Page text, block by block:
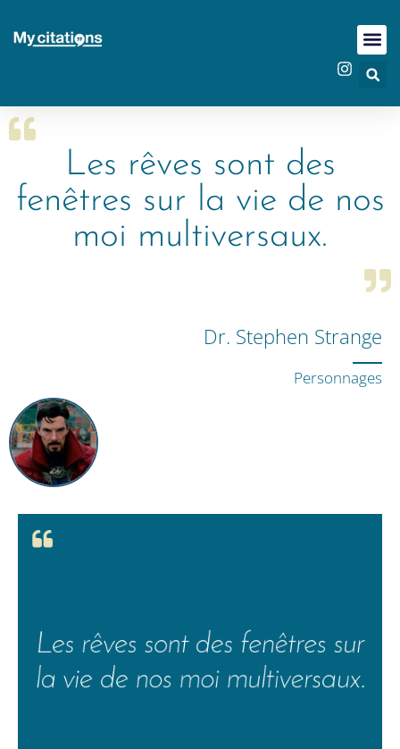
Les rêves sont des
fenêtres sur la vie de nos
moi multiversaux.
Dr. Stephen Strange
Personnages